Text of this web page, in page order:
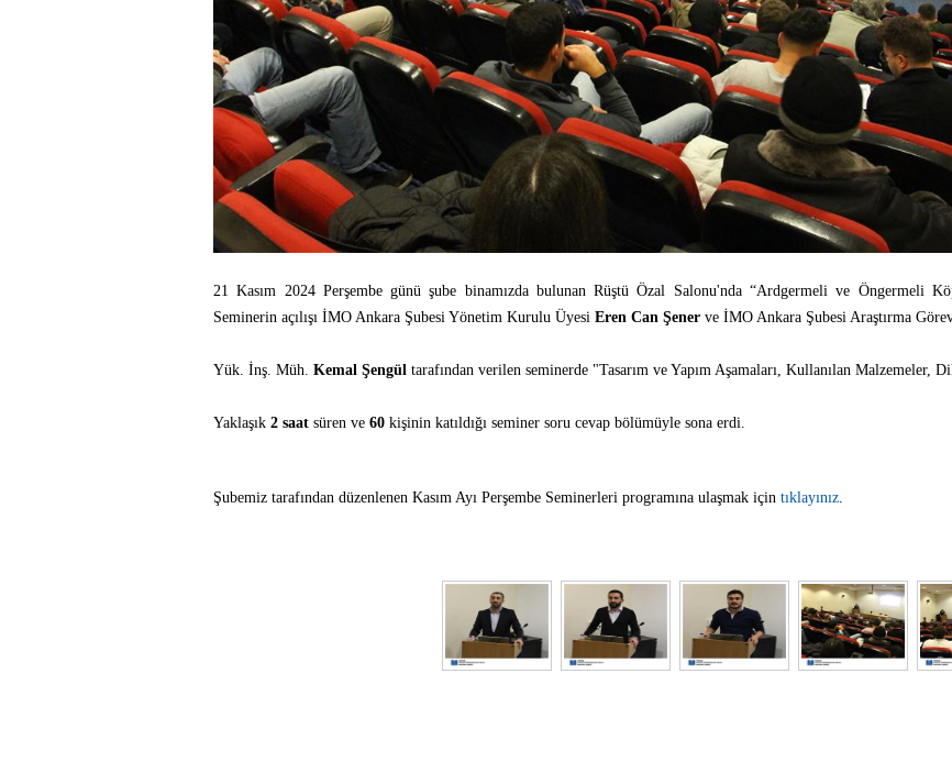
21 Kasım 2024 Perşembe günü şube binamızda bulunan Rüştü Özal Salonu'nda “Ardgermeli ve Öngermeli
Seminerin açılışı İMO Ankara Şubesi Yönetim Kurulu Üyesi Eren Can Şener ve İMO Ankara Şubesi Araştırma
Yük. İnş. Müh. Kemal Şengül tarafından verilen seminerde "Tasarım ve Yapım Aşamaları, Kullanılan Malzemeler,
Yaklaşık 2 saat süren ve 60 kişinin katıldığı seminer soru cevap bölümüyle sona erdi.
Şubemiz tarafından düzenlenen Kasım Ayı Perşembe Seminerleri programına ulaşmak için tıklayınız.